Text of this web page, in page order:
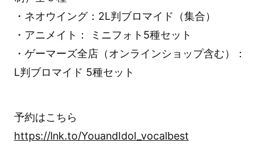
・ネオウイング：2L判ブロマイド（集合）
・アニメイト： ミニフォト5種セット
・ゲーマーズ全店（オンラインショップ含む）：
L判ブロマイド 5種セット
予約はこちら
https://lnk.to/YouandIdol_vocalbest